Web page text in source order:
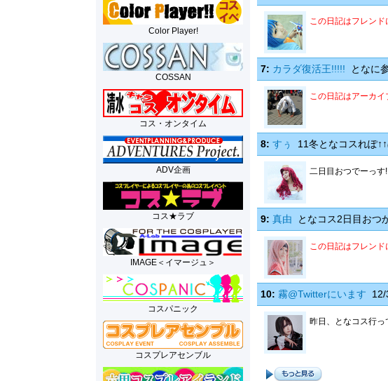
Color Player!
COSSAN
コス・オンタイム
ADV企画
コス★ラブ
IMAGE＜イマージュ＞
コスパニック
コスプレアセンブル
この日記はフレンド
7: カラダ復活王!!!!! となに
この日記はアーカイ
8: すぅ 11冬となコスれぽ↑↑
二日目おつでーっ
9: 真由 となコス2日目おつ
この日記はフレンド
10: 霧@Twitterにいます 12/
昨日、となコス行